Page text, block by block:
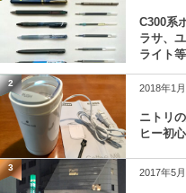
C300系
ラサ、
ライト
2 2018年1
ニトリ
ヒー初
3 2017年5